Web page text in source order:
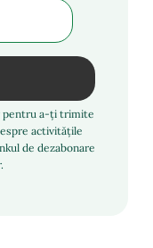
pentru a-ți trimite
activitățile
de dezabonare